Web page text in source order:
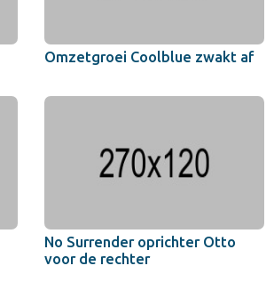
Omzetgroei Coolblue zwakt af
No Surrender oprichter Otto
voor de rechter